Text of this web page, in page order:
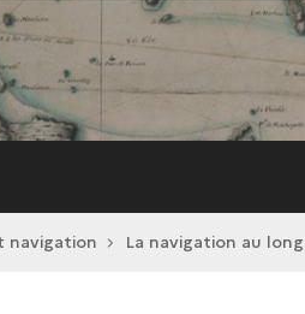
navigation La navigation au